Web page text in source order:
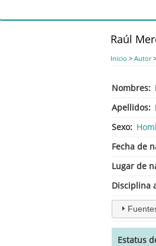
Raúl
Inicio > Autor>
Nombres
Apellidos
Sexo
Fecha de
Lugar de
Disciplina
Estatus